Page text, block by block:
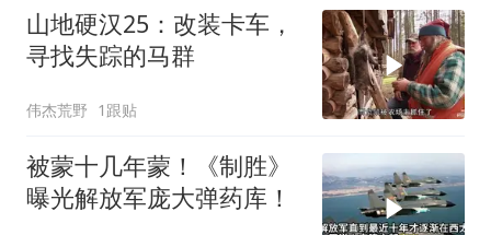
山地硬汉25：改装卡车，
寻找失踪的马群
伟杰荒野 1跟贴
被蒙十几年蒙！《制胜》
曝光解放军庞大弹药库！